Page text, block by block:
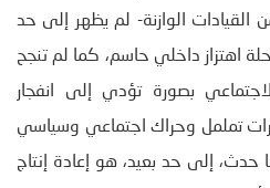
القيادات الوازنة- لم يظهر إلى حد
اهتزاز داخلي حاسم، كما لم تنجح
بصورة تؤدي إلى انفجار
تململ وحراك اجتماعي وسياسي
إلى حد بعيد، هو إعادة إنتاج